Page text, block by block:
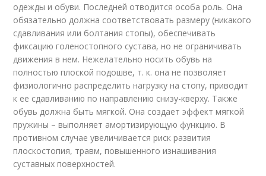
одежды и обуви. Последней отводится особа роль. Она
обязательно должна соответствовать размеру (никакого
сдавливания или болтания стопы), обеспечивать
фиксацию голеностопного сустава, но не ограничивать
движения в нем. Нежелательно носить обувь на
полностью плоской подошве, т. к. она не позволяет
физиологично распределить нагрузку на стопу, приводит
к ее сдавливанию по направлению снизу-кверху. Также
обувь должна быть мягкой. Она создает эффект мягкой
пружины – выполняет амортизирующую функцию. В
противном случае увеличивается риск развития
плоскостопия, травм, повышенного изнашивания
суставных поверхностей.